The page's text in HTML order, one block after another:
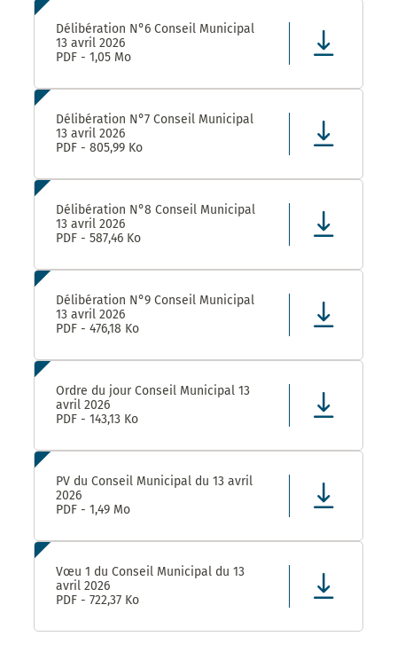
Délibération N°6 Conseil Municipal
13 avril 2026
PDF - 1,05 Mo
Délibération N°7 Conseil Municipal
13 avril 2026
PDF - 805,99 Ko
Délibération N°8 Conseil Municipal
13 avril 2026
PDF - 587,46 Ko
Délibération N°9 Conseil Municipal
13 avril 2026
PDF - 476,18 Ko
Ordre du jour Conseil Municipal 13
avril 2026
PDF - 143,13 Ko
PV du Conseil Municipal du 13 avril
2026
PDF - 1,49 Mo
Vœu 1 du Conseil Municipal du 13
avril 2026
PDF - 722,37 Ko